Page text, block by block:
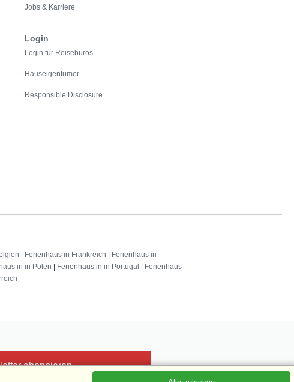
Jobs & Karriere
Login
Login für Reisebüros
Hauseigentümer
Responsible Disclosure
Ferienhaus in Frankreich
Ferienhaus in
in in Polen Ferienhaus in in Portugal
Ferienhaus
abonnieren